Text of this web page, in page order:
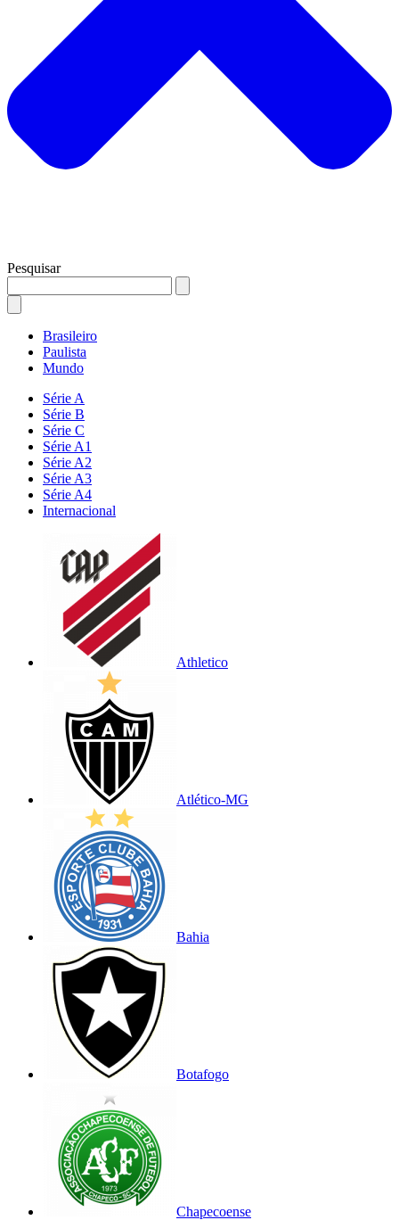
Pesquisar
Brasileiro
Paulista
Mundo
Série A
Série B
Série C
Série A1
Série A2
Série A3
Série A4
Internacional
Athletico
Atlético-MG
Bahia
Botafogo
Chapecoense